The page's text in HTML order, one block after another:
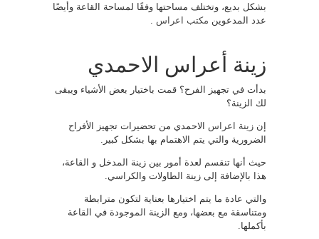
بشكل بديع، وتختلف مساحتها وفقًا لمساحة القاعة وأيضًا
عدد المدعوين مكتب اعراس
زينة أعراس الاحمدي
بدأت في تجهيز الفرح؟ قمت باختيار بعض الأشياء ويبقى
لك الزينة؟
إن زينة اعراس الاحمدي من تحضيرات تجهيز الأفراح
الضرورية والتي يتم الاهتمام بها بشكل كبير.
حيث أنها تنقسم لعدة أمور بين زينة المدخل و القاعة،
هذا بالإضافة إلى زينة الطاولات والكراسي.
والتي عادة ما يتم اختيارها بعناية لتكون مترابطة
ومتناسقة مع بعضها، ومع الزينة الموجودة في القاعة
بأكملها.